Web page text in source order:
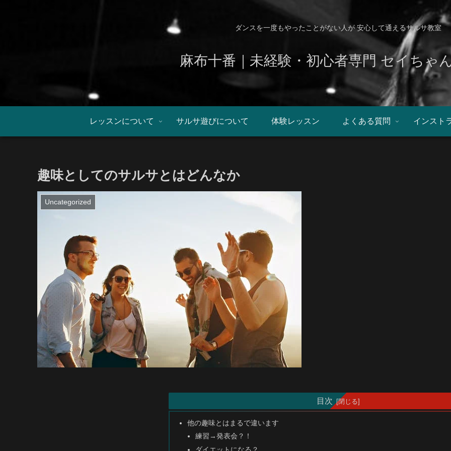
ダンスを一度もやったことがない人が 安心して通えるサルサ教室
麻布十番｜未経験・初心者専門 セイちゃ
レッスンについて サルサ遊びについて 体験レッスン よくある質問 インスト
趣味としてのサルサとはどんなか
Uncategorized
目次
他の趣味とはまるで違います
練習→発表会？！